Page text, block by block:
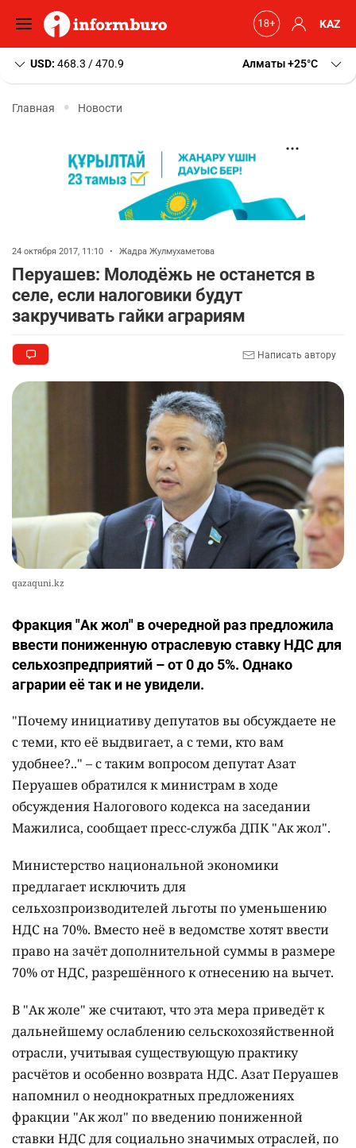
KAZ
USD: 468.3 / 470.9 Алматы+25 C
Главная Новости
24 октября 2017, 11:10 • Жадра Жулмухаметова
Перуашев: Молодёжь не останется в
селе, если налоговики будут
закручивать гайки аграриям
Написать автору
qazaquni.kz
Фракция "Ак жол" в очередной раз предложила
ввести пониженную отраслевую ставку НДС для
сельхозпредприятий – от 0 до 5%. Однако
аграрии её так и не увидели.
"Почему инициативу депутатов вы обсуждаете не
с теми, кто её выдвигает, а с теми, кто вам
удобнее?.." – с таким вопросом депутат Азат
Перуашев обратился к министрам в ходе
обсуждения Налогового кодекса на заседании
Мажилиса, сообщает пресс-служба ДПК "Ак жол".
Министерство национальной экономики
предлагает исключить для
сельхозпроизводителей льготы по уменьшению
НДС на 70%. Вместо неё в ведомстве хотят ввести
право на зачёт дополнительной суммы в размере
70% от НДС, разрешённого к отнесению на вычет.
В "Ак жоле" же считают, что эта мера приведёт к
дальнейшему ослаблению сельскохозяйственной
отрасли, учитывая существующую практику
расчётов и особенно возврата НДС. Азат Перуашев
напомнил о неоднократных предложениях
фракции "Ак жол" по введению пониженной
ставки НДС для социально значимых отраслей, по